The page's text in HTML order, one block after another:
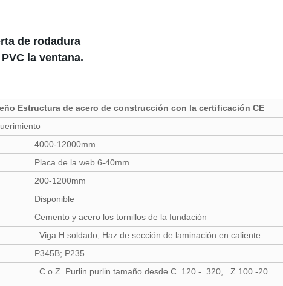
de rodadura
la ventana.
Estructura de acero de construcción con la certificación CE
4000-12000mm
Placa de la web 6-40mm
200-1200mm
Disponible
Cemento y acero los tornillos de la fundación
Viga H soldado; Haz de sección de laminación en caliente
P345B; P235.
C o Z Purlin purlin tamaño desde C 120 - 320, Z 100 -20